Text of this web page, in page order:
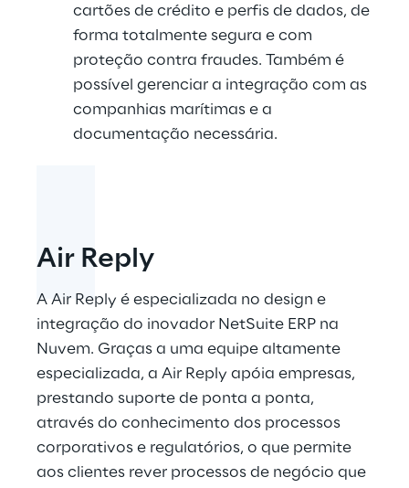
cartões de crédito e perfis de dados, de
forma totalmente segura e com
proteção contra fraudes. Também é
possível gerenciar a integração com as
companhias marítimas e a
documentação necessária.
Air Reply
A Air Reply é especializada no design e
integração do inovador NetSuite ERP na
Nuvem. Graças a uma equipe altamente
especializada, a Air Reply apóia empresas,
prestando suporte de ponta a ponta,
através do conhecimento dos processos
corporativos e regulatórios, o que permite
aos clientes rever processos de negócio que